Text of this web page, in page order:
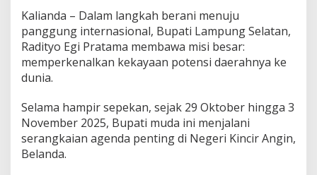
G
a
u
n
g
n
P
o
t
Kalianda – Dalam langkah berani menuju
panggung internasional, Bupati Lampung Selatan,
Radityo Egi Pratama membawa misi besar:
memperkenalkan kekayaan potensi daerahnya ke
dunia.
Selama hampir sepekan, sejak 29 Oktober hingga 3
November 2025, Bupati muda ini menjalani
serangkaian agenda penting di Negeri Kincir Angin,
Belanda.